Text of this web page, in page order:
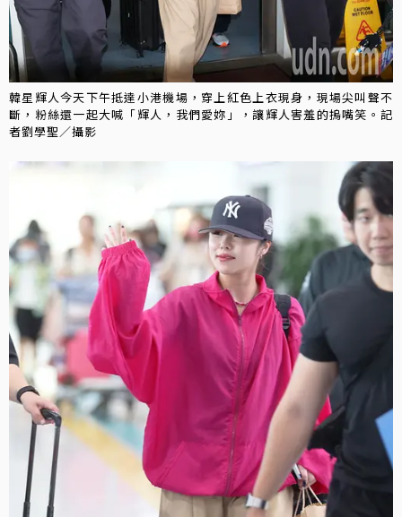
韓星輝人今天下午抵達小港機場，穿上紅色上衣現身，現場尖叫聲不
斷，粉絲還一起大喊「輝人，我們愛妳」，讓輝人害羞的摀嘴笑。記
者劉學聖／攝影